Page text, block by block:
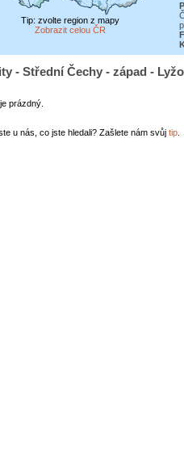
Tip: zvolte region z mapy
Zobrazit celou ČR
- Střední Čechy - západ -
prázdný.
u nás, co jste hledali? Zašlete nám svůj tip